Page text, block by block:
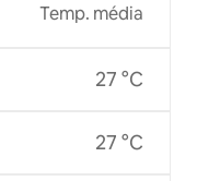
Temp. média
27 °C
27 °C